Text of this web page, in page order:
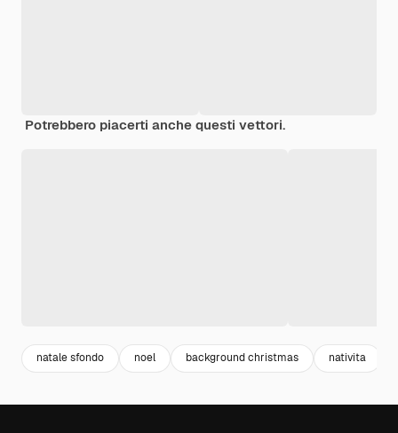
Potrebbero piacerti anche questi vettori.
natale sfondo noel background christmas nativita